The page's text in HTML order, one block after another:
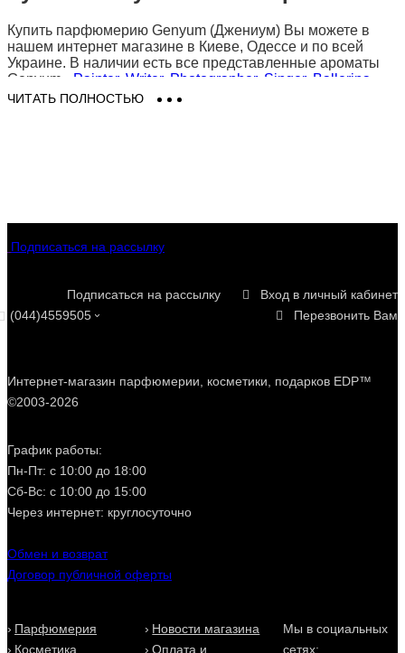
Купить парфюмерию Genyum (Джениум) Вы можете в
нашем интернет магазине в Киеве, Одессе и по всей
Украине. В наличии есть все представленные ароматы
Genyum - Painter, Writer, Photographer, Singer, Ballerina
Только оригинальная парфюмерия и косметика Genyum
ЧИТАТЬ ПОЛНОСТЬЮ
Подписаться на рассылку
Подписаться на рассылку
Вход в личный кабинет
Перезвонить Вам
(044)4559505
Интернет-магазин парфюмерии, косметики, подарков EDP™
©2003-2026
График работы:
Пн-Пт: с 10:00 до 18:00
Сб-Вс: с 10:00 до 15:00
Через интернет: круглосуточно
Обмен и возврат
Договор публичной оферты
Парфюмерия
Косметика
Новости магазина
Оплата и
Мы в социальных
сетях: